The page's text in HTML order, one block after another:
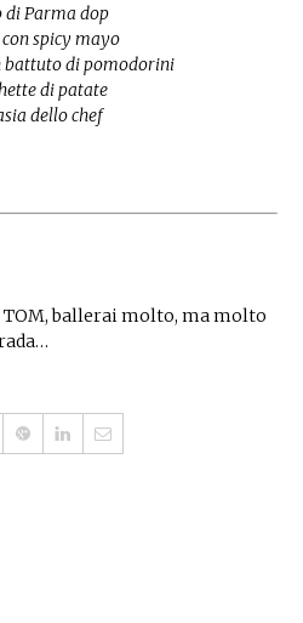
di Parma dop
spicy mayo
battuto di pomodorini
di patate
dello chef
ballerai molto, ma molto